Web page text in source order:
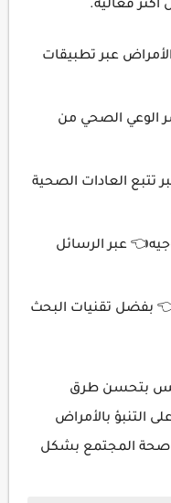
أكثر فعالية.
عبر تطبيقات
الوعي الصحي من
تتبع العادات الصحية
عبر الرسائل
بفضل تقنيات البحث
بس بتحسن طرق
التنبؤ بالأمراض
صحة المجتمع بشكل